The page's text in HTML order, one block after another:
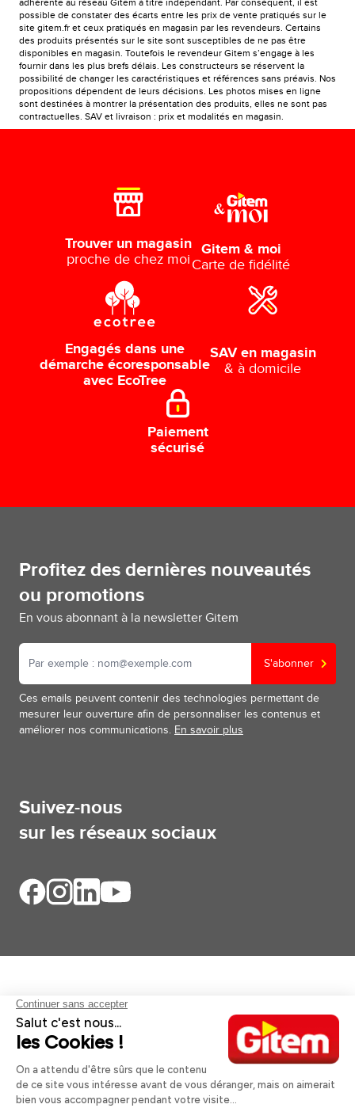
adhérente au réseau Gitem à titre indépendant. Par conséquent, il est
possible de constater des écarts entre les prix de vente pratiqués sur le
site gitem.fr et ceux pratiqués en magasin par les revendeurs. Certains
des produits présentés sur le site sont susceptibles de ne pas être
disponibles en magasin. Toutefois le revendeur Gitem s’engage à les
fournir dans les plus brefs délais. Les constructeurs se réservent la
possibilité de changer les caractéristiques et références sans préavis. Nos
propositions dépendent de leurs décisions. Les photos mises en ligne
sont destinées à montrer la présentation des produits, elles ne sont pas
contractuelles. SAV et livraison : prix et modalités en magasin.
Trouver un magasin
proche de chez moi
Gitem & moi
Carte de fidélité
Engagés dans une
démarche écoresponsable
avec EcoTree
SAV en magasin
& à domicile
Paiement
sécurisé
Profitez des dernières nouveautés
ou promotions
En vous abonnant à la newsletter Gitem
S'abonner
Ces emails peuvent contenir des technologies permettant de
mesurer leur ouverture afin de personnaliser les contenus et
améliorer nos communications. En savoir plus
Suivez-nous
sur les réseaux sociaux
Aides et informations
Services
Informations légales